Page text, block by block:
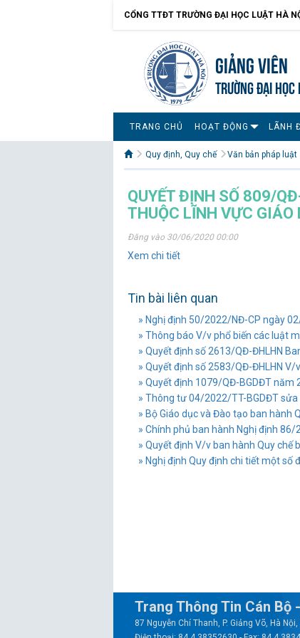
CỔNG TTĐT TRƯỜNG ĐẠI HỌC LUẬT HÀ
Giảng viên
TRƯỜNG ĐẠI
TRANG CHỦ HOẠT ĐỘNG LÃNH
Quy định, Quy chế Văn bản pháp luật
QUYẾT ĐỊNH SỐ 809/
THUỘC LĨNH VỰC GIÁO
Đăng vào 30/06/2020 00:00
Xem chi tiết
Tin bài liên quan
» Nghị định 50/2022/NĐ-CP ngày
» Thông báo V/v phổ biến các luật
» Quyết định số 2613/QĐ-ĐHLHN
» Quyết định số 2583/QĐ-ĐHLHN V/
» Quyết định 1079/QĐ-BGDĐT năm
» Thông tư 04/2022/TT-BGDĐT sửa
» Bộ Giáo dục và Đào tạo ban hành
» Chính phủ ban hành Nghị định 86/
» Quyết định V/v ban hành Quy chế
» Nghị định Quy định chi tiết một số
Trang Thông Tin Cán Bộ
87 Nguyễn Chí Thanh, P. Giảng Võ, Hà